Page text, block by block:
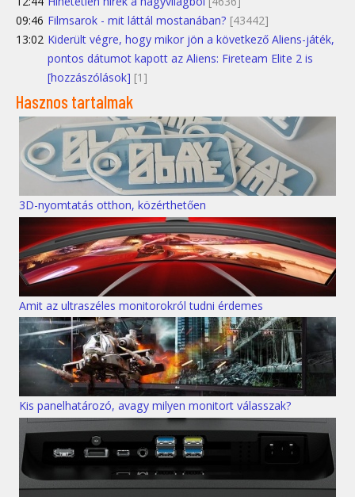
09:46 Filmsarok - mit láttál mostanában? [43442]
13:02 Kiderült végre, hogy mikor jön a következő Aliens-játék,
pontos dátumot kapott az Aliens: Fireteam Elite 2 is
[hozzászólások] [1]
Hasznos tartalmak
3D-nyomtatás otthon, közérthetően
Amit az ultraszéles monitorokról tudni érdemes
Kis panelhatározó, avagy milyen monitort válasszak?